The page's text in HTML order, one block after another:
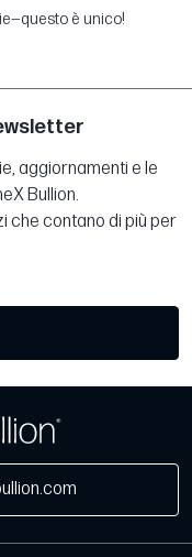
è unico!
aggiornamenti e le
Bullion.
che contano di più per